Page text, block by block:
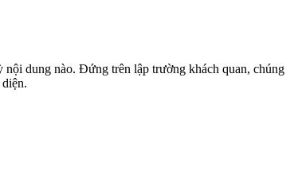
dung nào. Đứng trên lập trường khách quan, chúng